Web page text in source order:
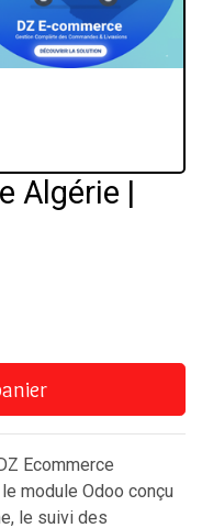
Algérie |
Ecommerce
module Odoo conçu
le suivi des